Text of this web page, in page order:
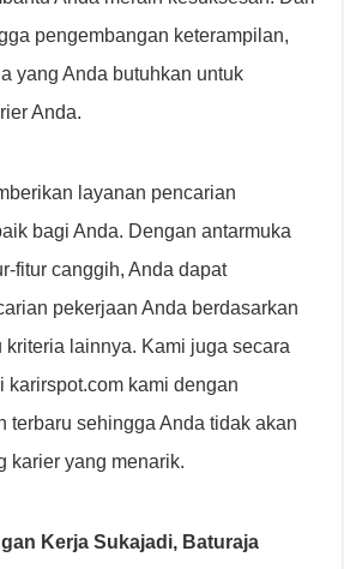
pengembangan keterampilan,
yang Anda butuhkan untuk
Anda.
layanan pencarian
bagi Anda. Dengan antarmuka
fitur canggih, Anda dapat
pekerjaan Anda berdasarkan
kriteria lainnya. Kami juga secara
karirspot.com kami dengan
terbaru sehingga Anda tidak akan
karier yang menarik.
Kerja Sukajadi, Baturaja